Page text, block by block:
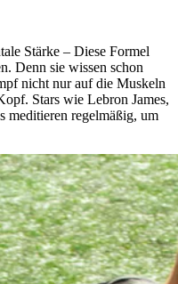
Stärke – Diese Formel
Denn sie wissen schon
nicht nur auf die Mus­keln
Stars wie Lebron James,
regel­mä­ßig, um